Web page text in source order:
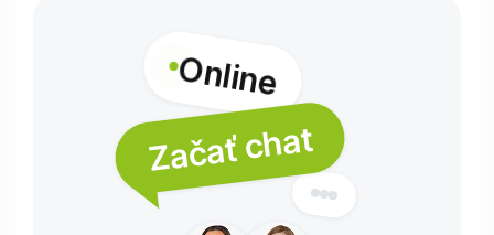
Online
Začať chat